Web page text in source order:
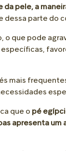
da pele, a
dessa parte do
o que pode
específicas,
mais
que o pé
apresenta um